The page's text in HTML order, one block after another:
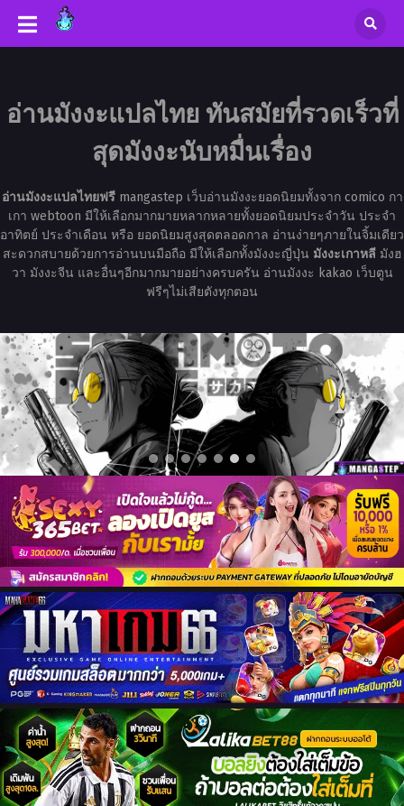
อ่านมังงะแปลไทย ทันสมัยที่รวดเร็วที่
สุดมังงะนับหมื่นเรื่อง
อ่านมังงะแปลไทยฟรีmangastep เว็บอ่านมังงะยอดนิยมทั้งจาก comico กา
เกา webtoon มีให้เลือกมากมายหลากหลายทั้งยอดนิยมประจำวัน ประจำ
อาทิตย์ ประจำเดือน หรือ ยอดนิยมสูงสุดตลอดกาล อ่านง่ายๆภายในจิ้มเดียว
สะดวกสบายด้วยการอ่านบนมือถือ มีให้เลือกทั้งมังงะญี่ปุ่น มังงะเกาหลีมังฮ
วา มังงะจีน และอื่นๆอีกมากมายอย่างครบครัน อ่านมังงะ kakao เว็บตูน
ฟรีๆไม่เสียตังทุกตอน